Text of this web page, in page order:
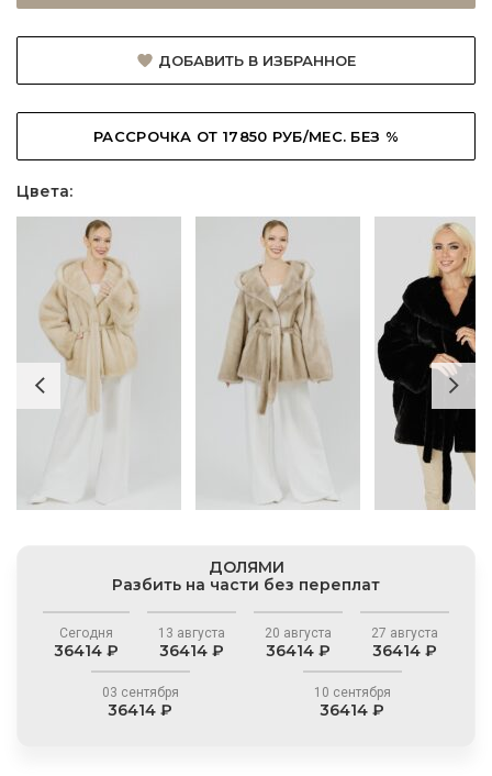
ДОБАВИТЬ В ИЗБРАННОЕ
РАССРОЧКА ОТ 17850 РУБ/МЕС. БЕЗ %
Цвета:
ДОЛЯМИ
Разбить на части без переплат
Сегодня
36414 ₽
13 августа
36414 ₽
20 августа
36414 ₽
27 августа
36414 ₽
03 сентября
36414 ₽
10 сентября
36414 ₽